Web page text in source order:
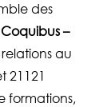
des
–
au
21121
formations,